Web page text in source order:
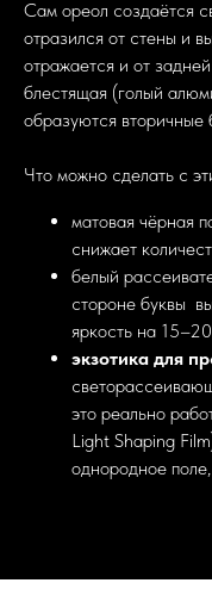
Сам ореол создаётся
отразился от стены и
отражается и от
блестящая (голый
образуются вторичные
Что можно сделать с
матовая чёрная
снижает
белый
стороне буквы
яркость на
экзотика для
это реально
Light Shaping
однородное